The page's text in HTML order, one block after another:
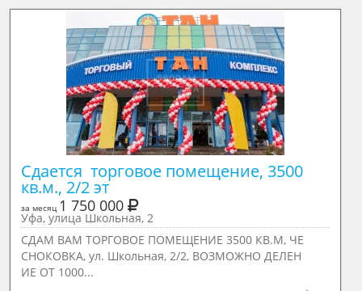
Сдается  торговое помещение, 3500
кв.м., 2/2 эт
за месяц 1 750 000
Уфа, улица Школьная, 2
СДАМ ВАМ ТОРГОВОЕ ПОМЕЩЕНИЕ 3500 КВ.М, ЧЕ
СНОКОВКА, ул. Шкoльнaя, 2/2, ВОЗМОЖНО ДЕЛЕН
ИЕ ОТ 1000...